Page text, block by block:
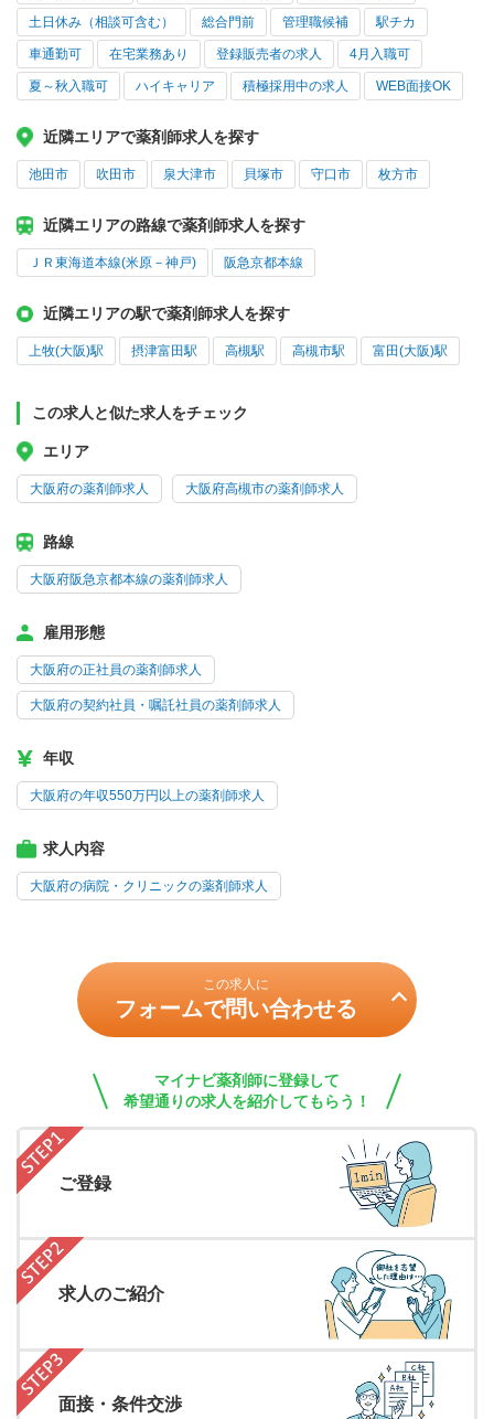
土日休み（相談可含む） 総合門前 管理職候補 駅チカ
車通勤可 在宅業務あり 登録販売者の求人 4月入職可
夏～秋入職可 ハイキャリア 積極採用中の求人 WEB面接OK
近隣エリアで薬剤師求人を探す
池田市 吹田市 泉大津市 貝塚市 守口市 枚方市
近隣エリアの路線で薬剤師求人を探す
ＪＲ東海道本線(米原－神戸) 阪急京都本線
近隣エリアの駅で薬剤師求人を探す
上牧(大阪)駅 摂津富田駅 高槻駅 高槻市駅 富田(大阪)駅
この求人と似た求人をチェック
エリア
大阪府の薬剤師求人 大阪府高槻市の薬剤師求人
路線
大阪府阪急京都本線の薬剤師求人
雇用形態
大阪府の正社員の薬剤師求人
大阪府の契約社員・嘱託社員の薬剤師求人
年収
大阪府の年収550万円以上の薬剤師求人
求人内容
大阪府の病院・クリニックの薬剤師求人
この求人に
フォームで問い合わせる
マイナビ薬剤師に登録して
希望通りの求人を紹介してもらう！
ご登録
求人のご紹介
面接・条件交渉